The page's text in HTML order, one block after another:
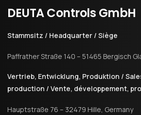
DEUTAControls GmbH
Stammsitz / Headquarter / Siège
Paffrather Straße 140 – 51465 Bergisch
Vertrieb, Entwicklung, Produktion /
production / Vente, développement,
Hauptstraße 76 – 32479 Hille, Germany